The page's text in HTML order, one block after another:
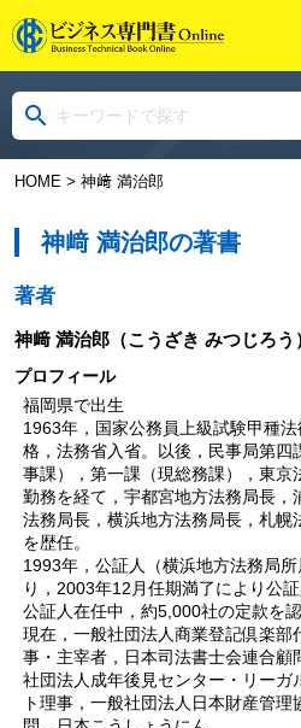
HOME> 神﨑 満治郎
神﨑 満治郎の著書
著者
神﨑 満治郎（こうざき みつじろう
プロフィール
福岡県で出生
1963年，国家公務員上級試験甲種法
格，法務省入省。以後，民事局第四
事課），第一課（現総務課），東京
勤務を経て，宇都宮地方法務局長，
法務局長，横浜地方法務局長，札幌
を歴任。
1993年，公証人（横浜地方法務局所
り，2003年12月任期満了により公証
公証人在任中，約5,000社の定款を認
現在，一般社団法人商業登記倶楽部
事・主宰者，日本司法書士会連合顧
社団法人成年後見センター・リーガ
ト理事，一般社団法人日本財産管理